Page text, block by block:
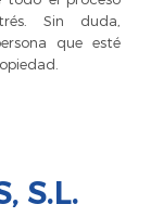
Sin duda,
que esté
S.L.